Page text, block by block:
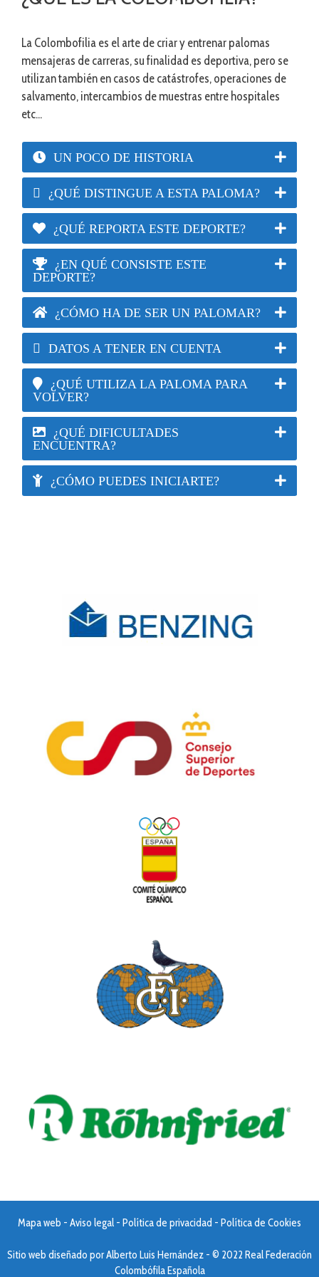
La Colombofilia es el arte de criar y entrenar palomas
mensajeras de carreras, su finalidad es deportiva, pero se
utilizan también en casos de catástrofes, operaciones de
salvamento, intercambios de muestras entre hospitales
etc…
UN POCO DE HISTORIA
¿QUÉ DISTINGUE A ESTA PALOMA?
¿QUÉ REPORTA ESTE DEPORTE?
¿EN QUÉ CONSISTE ESTE
DEPORTE?
¿CÓMO HA DE SER UN PALOMAR?
DATOS A TENER EN CUENTA
¿QUÉ UTILIZA LA PALOMA PARA
VOLVER?
¿QUÉ DIFICULTADES
ENCUENTRA?
¿CÓMO PUEDES INICIARTE?
Mapa web - Aviso legal - Política de privacidad - Política de Cookies
Sitio web diseñado porAlberto Luis Hernández - © 2022 Real Federación
Colombófila Española